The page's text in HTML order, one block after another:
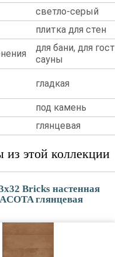
светло-серый
плитка для стен
для бани, для
сауны
гладкая
под камень
глянцевая
из этой коллекции
Bricks настенная
глянцевая